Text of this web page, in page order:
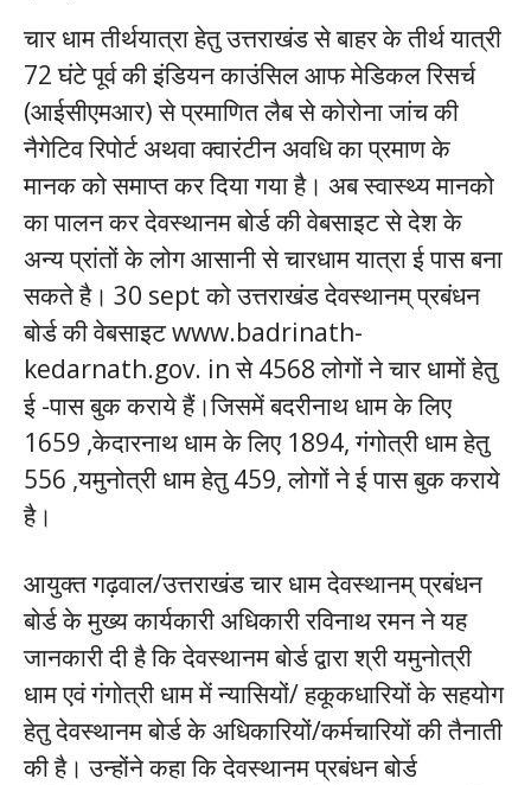
चार धाम तीर्थयात्रा हेतु उत्तराखंड से बाहर के तीर्थ यात्री
72 घंटे पूर्व की इंडियन काउंसिल आफ मेडिकल रिसर्च
(आईसीएमआर) से प्रमाणित लैब से कोरोना जांच की
नैगेटिव रिपोर्ट अथवा क्वारंटीन अवधि का प्रमाण के
मानक को समाप्त कर दिया गया है। अब स्वास्थ्य मानको
का पालन कर देवस्थानम बोर्ड की वेबसाइट से देश के
अन्य प्रांतों के लोग आसानी से चारधाम यात्रा ई पास बना
सकते है। 30 sept को उत्तराखंड देवस्थानम् प्रबंधन
बोर्ड की वेबसाइट www.badrinath-
kedarnath.gov. in से 4568 लोगों ने चार धामों हेतु
ई -पास बुक कराये हैं।जिसमें बदरीनाथ धाम के लिए
1659 ,केदारनाथ धाम के लिए 1894, गंगोत्री धाम हेतु
556 ,यमुनोत्री धाम हेतु 459, लोगों ने ई पास बुक कराये
है।
आयुक्त गढ़वाल/उत्तराखंड चार धाम देवस्थानम् प्रबंधन
बोर्ड के मुख्य कार्यकारी अधिकारी रविनाथ रमन ने यह
जानकारी दी है कि देवस्थानम बोर्ड द्वारा श्री यमुनोत्री
धाम एवं गंगोत्री धाम में न्यासियों/ हकूकधारियों के सहयोग
हेतु देवस्थानम बोर्ड के अधिकारियों/कर्मचारियों की तैनाती
की है। उन्होंने कहा कि देवस्थानम प्रबंधन बोर्ड